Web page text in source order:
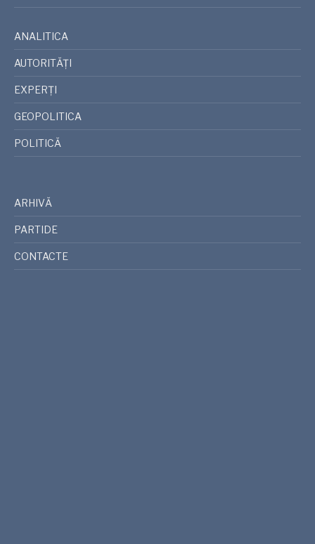
ANALITICA
AUTORITĂȚI
EXPERȚI
GEOPOLITICA
POLITICĂ
ARHIVĂ
PARTIDE
CONTACTE